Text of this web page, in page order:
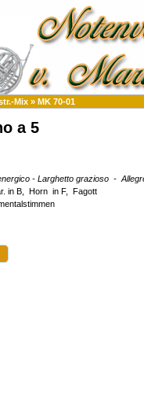
Mix » MK 70-01
a 5
- Larghetto grazioso -
in B, Horn in F, Fagott